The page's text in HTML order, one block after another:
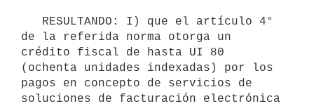
de la referida norma otorga un
crédito fiscal de hasta UI 80
(ochenta unidades indexadas) por los
pagos en concepto de servicios de
soluciones de facturación electrónica